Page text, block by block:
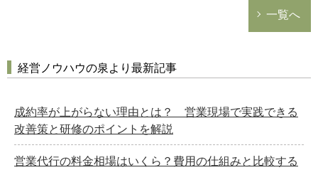
一覧へ
経営ノウハウの泉より最新記事
成約率が上がらない理由とは？ 営業現場で実践できる
改善策と研修のポイントを解説
営業代行の料金相場はいくら？費用の仕組みと比較する